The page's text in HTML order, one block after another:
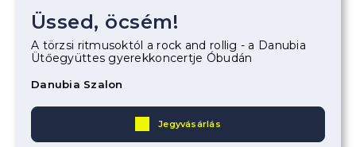
Üssed, öcsém!
A törzsi ritmusoktól a rock and rollig - a Danubia
Ütőegyüttes gyerekkoncertje Óbudán
Danubia Szalon
Jegyvásárlás